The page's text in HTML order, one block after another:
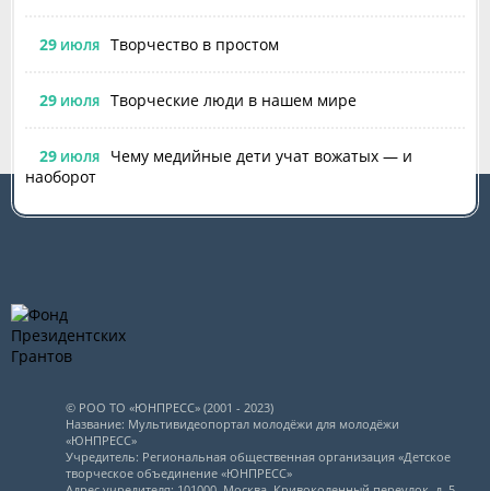
29 ИЮЛЯ Творчество в простом
29 ИЮЛЯ Творческие люди в нашем мире
29 ИЮЛЯ
Чему медийные дети учат вожатых — и
наоборот
© РОО ТО «ЮНПРЕСС» (2001 - 2023)
Название: Мультивидеопортал молодёжи для молодёжи
«ЮНПРЕСС»
Учредитель: Региональная общественная организация «Детское
творческое объединение «ЮНПРЕСС»